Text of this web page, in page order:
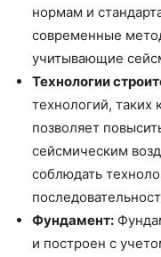
нормам и
современные
учитывающие
Технологии
технологий, таких
позволяет
сейсмическим
соблюдать
Фундамент:
и построен с